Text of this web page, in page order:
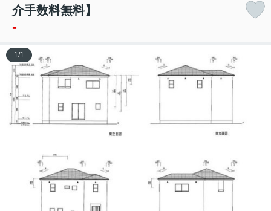
介手数料無料】
-
1/1